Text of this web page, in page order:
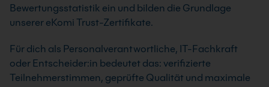
Bewertungsstatistik ein und bilden die Grundlage
unserer eKomi Trust-Zertifikate.
Für dich als Personalverantwortliche, IT-Fachkraft
oder Entscheider:in bedeutet das: verifizierte
Teilnehmerstimmen, geprüfte Qualität und maximale